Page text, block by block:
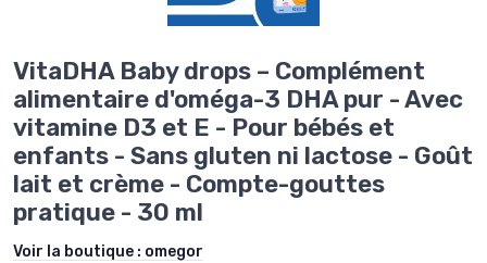
VitaDHA Baby drops – Complément
alimentaire d'oméga-3 DHA pur - Avec
vitamine D3 et E - Pour bébés et
enfants - Sans gluten ni lactose - Goût
lait et crème - Compte-gouttes
pratique - 30 ml
Voir la boutique : omegor